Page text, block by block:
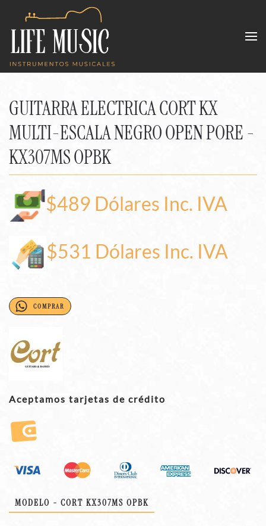
Skip to main content
GUITARRA ELECTRICA CORT KX
MULTI-ESCALA NEGRO OPEN PORE -
KX307MS OPBK
$489 Dólares Inc. IVA
$531 Dólares Inc. IVA
COMPRAR
Aceptamos tarjetas de crédito
MODELO - CORT KX307MS OPBK